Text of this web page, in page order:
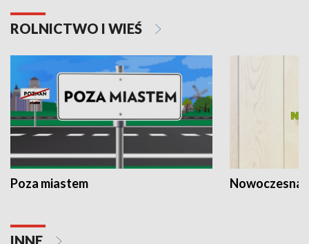
ROLNICTWO I WIEŚ
Poza miastem Nowoczesna